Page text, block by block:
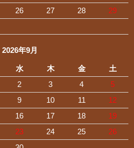
26 27 28
29
2026年9月
水 木 金
土
2 3 4
5
9 10 11
12
16 17 18
19
23 24 25
26